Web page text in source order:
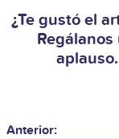
¿Te gustó el
Regálanos
aplauso.
Anterior: